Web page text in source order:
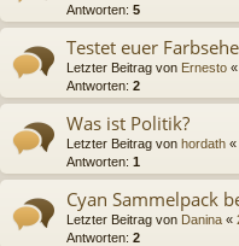
Antworten: 5
Testet euer
Letzter Beitrag von Ernesto «
Antworten: 2
Was ist Politik?
Letzter Beitrag von hordath «
Antworten: 1
Cyan Sammelpack
Letzter Beitrag von Danina «
Antworten: 2